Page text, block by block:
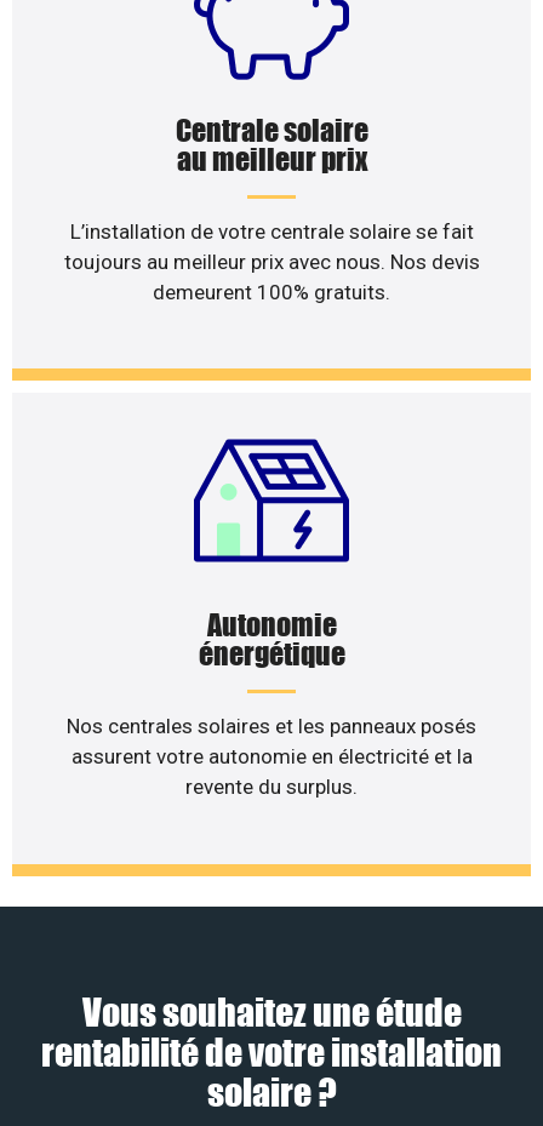
Centrale solaire
au meilleur prix
L’installation de votre centrale solaire se fait
toujours au meilleur prix avec nous. Nos devis
demeurent 100% gratuits.
Autonomie
énergétique
Nos centrales solaires et les panneaux posés
assurent votre autonomie en électricité et la
revente du surplus.
Vous souhaitez une étude
rentabilité de votre installation
solaire ?